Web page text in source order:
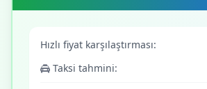
Hızlı fiyat karşılaştırması:
Taksi tahmini: